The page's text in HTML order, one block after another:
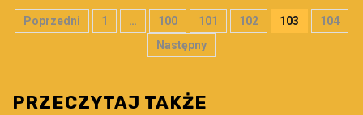
Stronicowanie
Poprzedni 1 … 100 101 102 103
104
Następny
PRZECZYTAJ TAKŻE